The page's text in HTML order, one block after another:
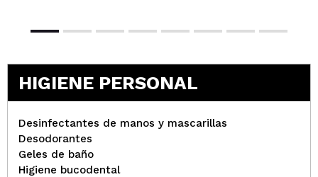
HIGIENE PERSONAL
Desinfectantes de manos y mascarillas
Desodorantes
Geles de baño
Higiene bucodental